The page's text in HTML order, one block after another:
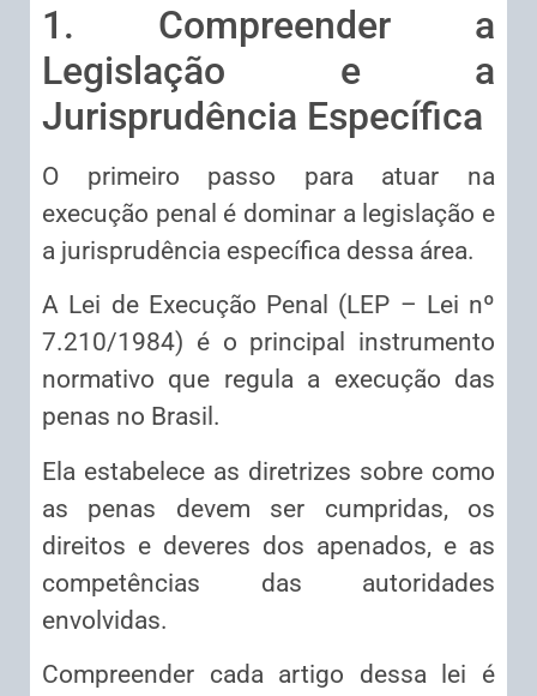
1. Compreender a
Legislação e a
Jurisprudência Específica
O primeiro passo para atuar na
execução penal é dominar a legislação e
a jurisprudência específica dessa área.
A Lei de Execução Penal (LEP – Lei nº
7.210/1984) é o principal instrumento
normativo que regula a execução das
penas no Brasil.
Ela estabelece as diretrizes sobre como
as penas devem ser cumpridas, os
direitos e deveres dos apenados, e as
competências das autoridades
envolvidas.
Compreender cada artigo dessa lei é